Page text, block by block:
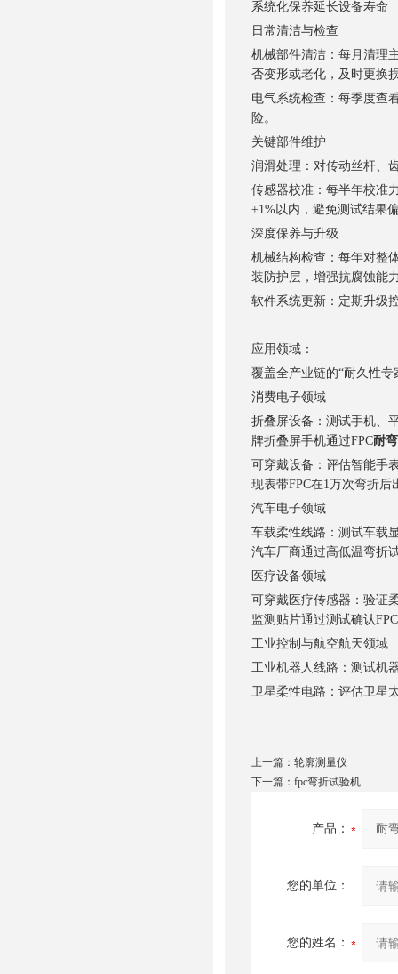
系统化保养延长设备寿命
日常清洁与检查
机械部件清洁：每月清理
否变形或老化，及时更换
电气系统检查：每季度查
险。
关键部件维护
润滑处理：对传动丝杆、
传感器校准：每半年校准
±1%以内，避免测试结果
深度保养与升级
机械结构检查：每年对整
装防护层，增强抗腐蚀能
软件系统更新：定期升级
应用领域：
覆盖全产业链的“耐久性专
消费电子领域
折叠屏设备：测试手机、
牌折叠屏手机通过FPC耐
可穿戴设备：评估智能手
现表带FPC在1万次弯折
汽车电子领域
车载柔性线路：测试车载
汽车厂商通过高低温弯折
医疗设备领域
可穿戴医疗传感器：验证
监测贴片通过测试确认
工业控制与航空航天领域
工业机器人线路：测试机
卫星柔性电路：评估卫星
上一篇： 轮廓测量仪
下一篇： fpc弯折试验机
产品：
您的单位：
您的姓名：